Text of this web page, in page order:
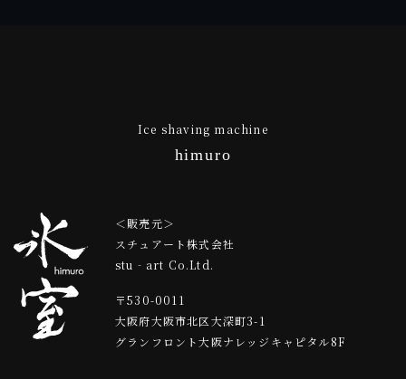
Ice shaving machine
himuro
＜販売元＞
スチュアート株式会社
stu‐art Co.Ltd.
〒530-0011
大阪府大阪市北区大深町3-1
グランフロント⼤阪ナレッジキャピタル8F